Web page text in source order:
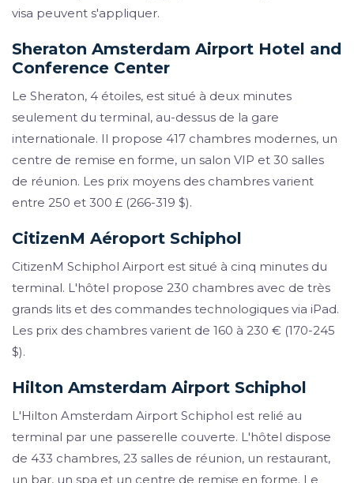
visa peuvent s'appliquer.
Sheraton Amsterdam Airport Hotel and
Conference Center
Le Sheraton, 4 étoiles, est situé à deux minutes
seulement du terminal, au-dessus de la gare
internationale. Il propose 417 chambres modernes, un
centre de remise en forme, un salon VIP et 30 salles
de réunion. Les prix moyens des chambres varient
entre 250 et 300 £ (266-319 $).
CitizenM Aéroport Schiphol
CitizenM Schiphol Airport est situé à cinq minutes du
terminal. L'hôtel propose 230 chambres avec de très
grands lits et des commandes technologiques via iPad.
Les prix des chambres varient de 160 à 230 € (170-245
$).
Hilton Amsterdam Airport Schiphol
L'Hilton Amsterdam Airport Schiphol est relié au
terminal par une passerelle couverte. L'hôtel dispose
de 433 chambres, 23 salles de réunion, un restaurant,
un bar, un spa et un centre de remise en forme. Le